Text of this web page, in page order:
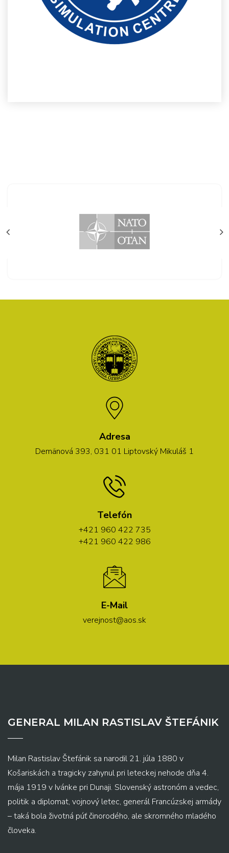
Adresa
Demänová 393, 031 01 Liptovský Mikuláš 1
Telefón
+421 960 422 735
+421 960 422 986
E-Mail
verejnost@aos.sk
GENERAL MILAN RASTISLAV ŠTEFÁNIK
Milan Rastislav Štefánik sa narodil 21. júla 1880 v
Košariskách a tragicky zahynul pri leteckej nehode dňa 4.
mája 1919 v Ivánke pri Dunaji. Slovenský astronóm a vedec,
politik a diplomat, vojnový letec, generál Francúzskej armády
– taká bola životná púť činorodého, ale skromného mladého
človeka.